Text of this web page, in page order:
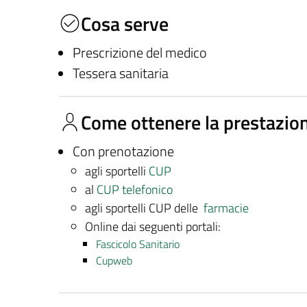
Cosa serve
Prescrizione del medico
Tessera sanitaria
Come ottenere la
Con prenotazione
agli sportelli CUP
al CUP telefonico
agli sportelli CUP delle farmacie
Online dai seguenti portali:
Fascicolo Sanitario
Cupweb